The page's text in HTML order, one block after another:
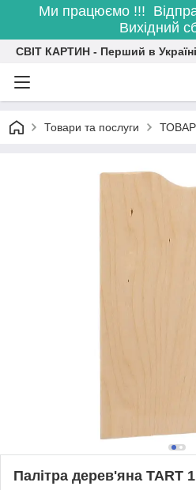
Ми працюємо !!!
Вихідний
СВІТ КАРТИН - Перший в
Товари та послуги
Палітра дерев'яна TART